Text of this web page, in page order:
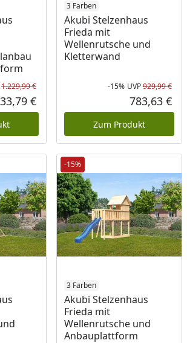
Rabatt in Prozent
Ursprünglicher Preis
1.229,99 €
Aktueller Preis
€
3 Farben
Akubi Stelzenhaus
Frieda mit
Wellenrutsche und
Kletterwand
-15% UVP929,99 €
783,63 €
Zum Produkt
-15%
3 Farben
Akubi Stelzenhaus
Frieda mit
Wellenrutsche und
Anbauplattform